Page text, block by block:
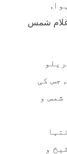
غلام شمس
جس کی
و
و